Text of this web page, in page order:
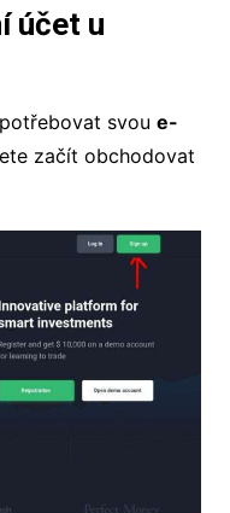
účet u
svou e-
začít obchodovat